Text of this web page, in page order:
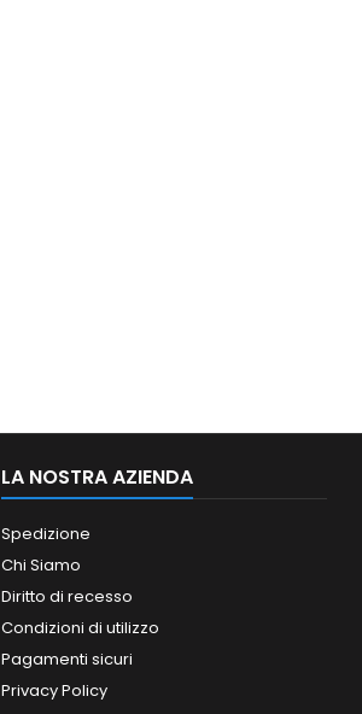
LA NOSTRA AZIENDA
Spedizione
Chi Siamo
Diritto di recesso
Condizioni di utilizzo
Pagamenti sicuri
Privacy Policy